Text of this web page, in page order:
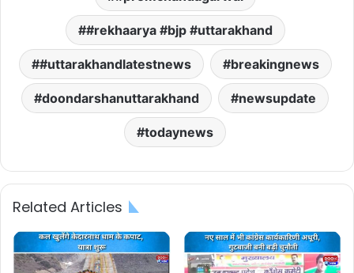
#rekhaarya #bjp #uttarakhand
#uttarakhandlatestnews breakingnews
doondarshanuttarakhand newsupdate
todaynews
Related Articles